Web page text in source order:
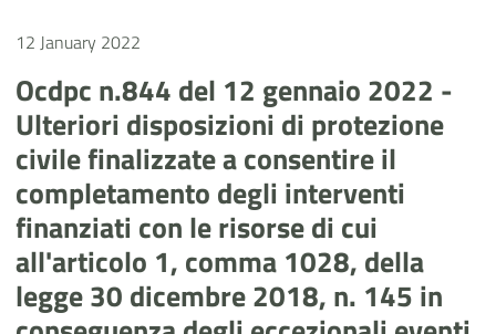
12 January 2022
Ocdpc n.844 del 12 gennaio 2022 -
Ulteriori disposizioni di protezione
civile finalizzate a consentire il
completamento degli interventi
finanziati con le risorse di cui
all'articolo 1, comma 1028, della
legge 30 dicembre 2018, n. 145 in